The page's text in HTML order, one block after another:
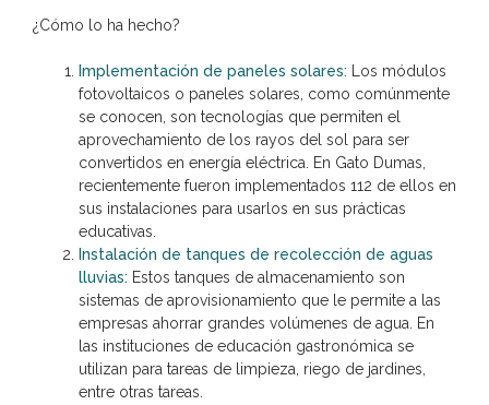
¿Cómo lo ha hecho?
Implementación de paneles solares: Los módulos
fotovoltaicos o paneles solares, como comúnmente
se conocen, son tecnologías que permiten el
aprovechamiento de los rayos del sol para ser
convertidos en energía eléctrica. En Gato Dumas,
recientemente fueron implementados 112 de ellos en
sus instalaciones para usarlos en sus prácticas
educativas.
Instalación de tanques de recolección de aguas
lluvias: Estos tanques de almacenamiento son
sistemas de aprovisionamiento que le permite a las
empresas ahorrar grandes volúmenes de agua. En
las instituciones de educación gastronómica se
utilizan para tareas de limpieza, riego de jardines,
entre otras tareas.